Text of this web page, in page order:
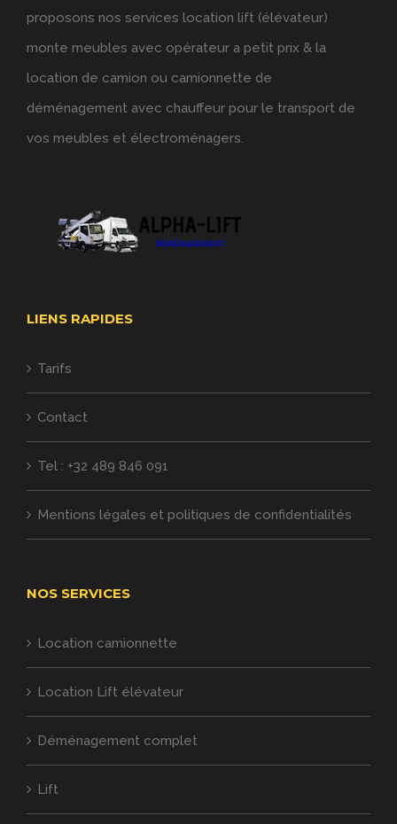
proposons nos services location lift (élévateur)
monte meubles avec opérateur a petit prix & la
location de camion ou camionnette de
déménagement avec chauffeur pour le transport de
vos meubles et électroménagers.
LIENS RAPIDES
Tarifs
Contact
Tel : +32 489 846 091
Mentions légales et politiques de confidentialités
NOS SERVICES
Location camionnette
Location Lift élévateur
Déménagement complet
Lift